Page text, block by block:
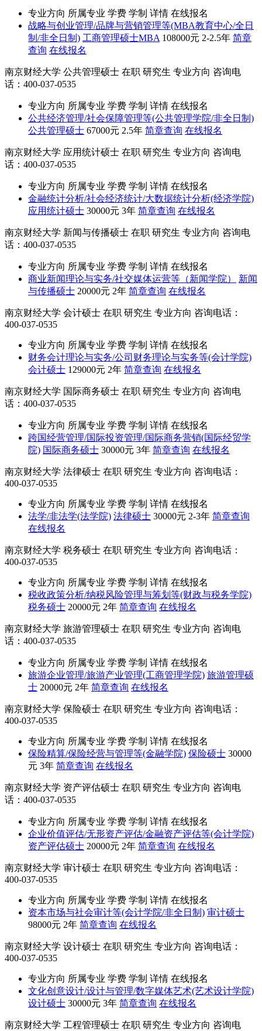
专业方向 所属专业 学费 学制 详情 在线报名
战略与创业管理/品牌与营销管理等(MBA教育中心/全日
制/非全日制) 工商管理硕士MBA 108000元 2-2.5年 简章
查询 在线报名
南京财经大学 公共管理硕士 在职 研究生 专业方向 咨询电
话：400-037-0535
专业方向 所属专业 学费 学制 详情 在线报名
公共经济管理/社会保障管理等(公共管理学院/非全日制)
公共管理硕士 67000元 2.5年 简章查询 在线报名
南京财经大学 应用统计硕士 在职 研究生 专业方向 咨询电
话：400-037-0535
专业方向 所属专业 学费 学制 详情 在线报名
金融统计分析/社会经济统计/大数据统计分析(经济学院)
应用统计硕士 30000元 3年 简章查询 在线报名
南京财经大学 新闻与传播硕士 在职 研究生 专业方向 咨询电
话：400-037-0535
专业方向 所属专业 学费 学制 详情 在线报名
商业新闻理论与实务/社交媒体运营等（新闻学院）
新闻
与传播硕士 20000元 2年 简章查询 在线报名
南京财经大学 会计硕士 在职 研究生 专业方向 咨询电话：
400-037-0535
专业方向 所属专业 学费 学制 详情 在线报名
财务会计理论与实务/公司财务理论与实务等(会计学院)
会计硕士 129000元 2年 简章查询 在线报名
南京财经大学 国际商务硕士 在职 研究生 专业方向 咨询电
话：400-037-0535
专业方向 所属专业 学费 学制 详情 在线报名
跨国经营管理/国际投资管理/国际商务营销(国际经贸学
院) 国际商务硕士 30000元 3年 简章查询 在线报名
南京财经大学 法律硕士 在职 研究生 专业方向 咨询电话：
400-037-0535
专业方向 所属专业 学费 学制 详情 在线报名
法学/非法学(法学院) 法律硕士 30000元 2-3年 简章查询
在线报名
南京财经大学 税务硕士 在职 研究生 专业方向 咨询电话：
400-037-0535
专业方向 所属专业 学费 学制 详情 在线报名
税收政策分析/纳税风险管理与筹划等(财政与税务学院)
税务硕士 20000元 2年 简章查询 在线报名
南京财经大学 旅游管理硕士 在职 研究生 专业方向 咨询电
话：400-037-0535
专业方向 所属专业 学费 学制 详情 在线报名
旅游企业管理/旅游产业管理(工商管理学院) 旅游管理硕
士 20000元 2年 简章查询 在线报名
南京财经大学 保险硕士 在职 研究生 专业方向 咨询电话：
400-037-0535
专业方向 所属专业 学费 学制 详情 在线报名
保险精算/保险经营与管理等(金融学院) 保险硕士 30000
元 3年 简章查询 在线报名
南京财经大学 资产评估硕士 在职 研究生 专业方向 咨询电
话：400-037-0535
专业方向 所属专业 学费 学制 详情 在线报名
企业价值评估/无形资产评估/金融资产评估等(会计学院)
资产评估硕士 20000元 2年 简章查询 在线报名
南京财经大学 审计硕士 在职 研究生 专业方向 咨询电话：
400-037-0535
专业方向 所属专业 学费 学制 详情 在线报名
资本市场与社会审计等(会计学院/非全日制) 审计硕士
98000元 2年 简章查询 在线报名
南京财经大学 设计硕士 在职 研究生 专业方向 咨询电话：
400-037-0535
专业方向 所属专业 学费 学制 详情 在线报名
文化创意设计/设计与管理/数字媒体艺术(艺术设计学院)
设计硕士 30000元 3年 简章查询 在线报名
南京财经大学 工程管理硕士 在职 研究生 专业方向 咨询电